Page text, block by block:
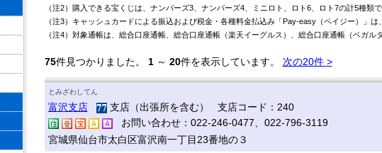
（注2）購入できる宝くじは、ナンバーズ3、ナンバーズ4、ミニロト、ロト6、ロト7の計5種類で
（注3）キャッシュカードによる振込および税金・各種料金払込み「Pay-easy（ペイジー）」は
（注4）対象通帳は、総合口座通帳、総合口座通帳（楽天イーグルス）、総合口座通帳（ベガル
75件見つかりました。 1～ 20件を表示しています。 次の20件 >
とみざわしてん
富沢支店
支店（出張所を含む） 支店コード：240
お問い合わせ：022-246-0477、022-796-3119
宮城県仙台市太白区富沢南一丁目23番地の３